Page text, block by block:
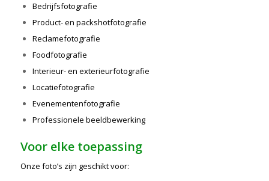
Bedrijfsfotografie
Product- en packshotfotografie
Reclamefotografie
Foodfotografie
Interieur- en exterieurfotografie
Locatiefotografie
Evenementenfotografie
Professionele beeldbewerking
Voor elke toepassing
Onze foto’s zijn geschikt voor: